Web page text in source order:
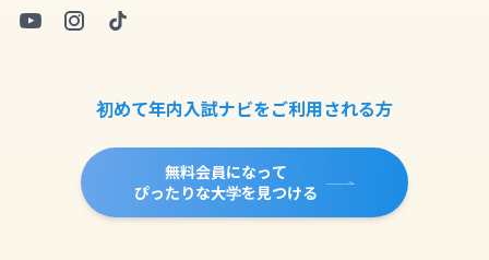
初めて年内入試ナビをご利用される方
無料会員になって
ぴったりな大学を見つける